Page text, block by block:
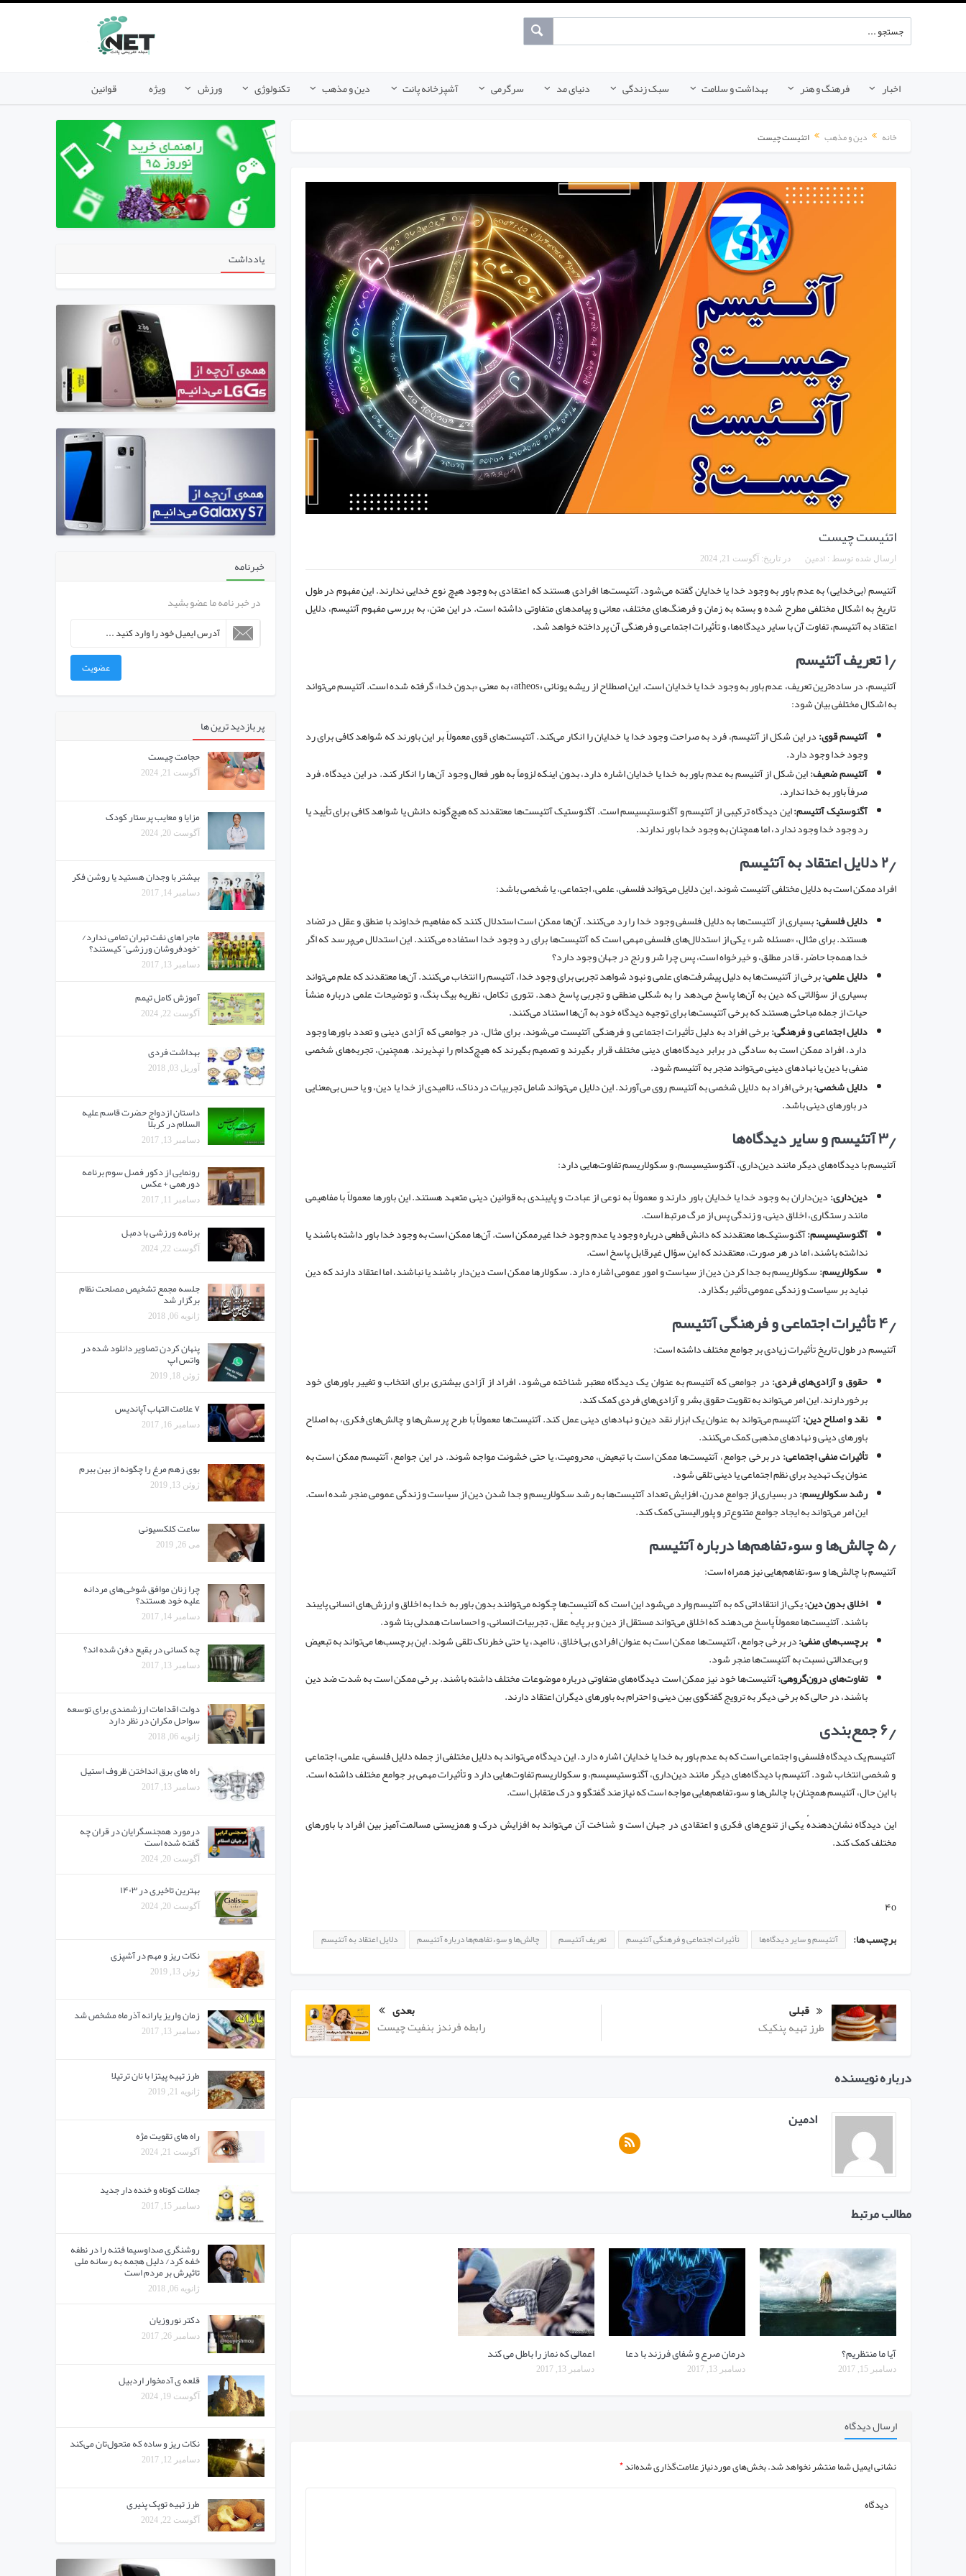
اخبار فرهنگ و هنر بهداشت و سلامت سبک زندگی دنیای مد سرگرمی آشپزخانه پانت دین و مذهب تکنولوژی ورزش ویژه قوانین
خانه دین و مذهب اتئیست چیست
اتئیست چیست
ارسال شده توسط : ادمین در تاریخ: آگوست 21, 2024
آتئیسم (بی‌خدایی) به عدم باور به وجود خدا یا خدایان گفته می‌شود. آتئیست‌ها افرادی هستند که اعتقادی به وجود هیچ نوع خدایی ندارند. این مفهوم در طول
تاریخ به اشکال مختلفی مطرح شده و بسته به زمان و فرهنگ‌های مختلف، معانی و پیامدهای متفاوتی داشته است. در این متن، به بررسی مفهوم آتئیسم، دلایل
اعتقاد به آتئیسم، تفاوت آن با سایر دیدگاه‌ها، و تأثیرات اجتماعی و فرهنگی آن پرداخته خواهد شد.
۱٫تعریف آتئیسم
آتئیسم، در ساده‌ترین تعریف، عدم باور به وجود خدا یا خدایان است. این اصطلاح از ریشه یونانی «atheos» به معنی «بدون خدا» گرفته شده است. آتئیسم می‌تواند
به اشکال مختلفی بیان شود:
آتئیسم قوی:در این شکل از آتئیسم، فرد به صراحت وجود خدا یا خدایان را انکار می‌کند. آتئیست‌های قوی معمولاً بر این باورند که شواهد کافی برای رد
وجود خدا وجود دارد.
آتئیسم ضعیف:این شکل از آتئیسم به عدم باور به خدا یا خدایان اشاره دارد، بدون اینکه لزوماً به طور فعال وجود آن‌ها را انکار کند. در این دیدگاه، فرد
صرفاً باور به خدا ندارد.
آگنوستیک آتئیسم:این دیدگاه ترکیبی از آتئیسم و آگنوستیسیسم است. آگنوستیک آتئیست‌ها معتقدند که هیچ‌گونه دانش یا شواهد کافی برای تأیید یا
رد وجود خدا وجود ندارد، اما همچنان به وجود خدا باور ندارند.
۲٫دلایل اعتقاد به آتئیسم
افراد ممکن است به دلایل مختلفی آتئیست شوند. این دلایل می‌تواند فلسفی، علمی، اجتماعی، یا شخصی باشد:
دلایل فلسفی:بسیاری از آتئیست‌ها به دلایل فلسفی وجود خدا را رد می‌کنند. آن‌ها ممکن است استدلال کنند که مفاهیم خداوند با منطق و عقل در تضاد
هستند. برای مثال، «مسئله شر» یکی از استدلال‌های فلسفی مهمی است که آتئیست‌ها برای رد وجود خدا استفاده می‌کنند. این استدلال می‌پرسد که اگر
خدا همه‌جا حاضر، قادر مطلق، و خیرخواه است، پس چرا شر و رنج در جهان وجود دارد؟
دلایل علمی:برخی از آتئیست‌ها به دلیل پیشرفت‌های علمی و نبود شواهد تجربی برای وجود خدا، آتئیسم را انتخاب می‌کنند. آن‌ها معتقدند که علم می‌تواند
بسیاری از سؤالاتی که دین به آن‌ها پاسخ می‌دهد را به شکلی منطقی و تجربی پاسخ دهد. تئوری تکامل، نظریه بیگ بنگ، و توضیحات علمی درباره منشأ
حیات از جمله مباحثی هستند که برخی آتئیست‌ها برای توجیه دیدگاه خود به آن‌ها استناد می‌کنند.
دلایل اجتماعی و فرهنگی:برخی افراد به دلیل تأثیرات اجتماعی و فرهنگی آتئیست می‌شوند. برای مثال، در جوامعی که آزادی دینی و تعدد باورها وجود
دارد، افراد ممکن است به سادگی در برابر دیدگاه‌های دینی مختلف قرار بگیرند و تصمیم بگیرند که هیچ‌کدام را نپذیرند. همچنین، تجربه‌های شخصی
منفی با دین یا نهادهای دینی می‌تواند منجر به آتئیسم شود.
دلایل شخصی:برخی افراد به دلایل شخصی به آتئیسم روی می‌آورند. این دلایل می‌تواند شامل تجربیات دردناک، ناامیدی از خدا یا دین، و یا حس بی‌معنایی
در باورهای دینی باشد.
۳٫آتئیسم و سایر دیدگاه‌ها
آتئیسم با دیدگاه‌های دیگر مانند دین‌داری، آگنوستیسیسم، و سکولاریسم تفاوت‌هایی دارد:
دین‌داری:دین‌داران به وجود خدا یا خدایان باور دارند و معمولاً به نوعی از عبادت و پایبندی به قوانین دینی متعهد هستند. این باورها معمولاً با مفاهیمی
مانند رستگاری، اخلاق دینی، و زندگی پس از مرگ مرتبط است.
آگنوستیسیسم:آگنوستیک‌ها معتقدند که دانش قطعی درباره وجود یا عدم وجود خدا غیرممکن است. آن‌ها ممکن است به وجود خدا باور داشته باشند یا
نداشته باشند، اما در هر صورت، معتقدند که این سؤال غیرقابل پاسخ است.
سکولاریسم:سکولاریسم به جدا کردن دین از سیاست و امور عمومی اشاره دارد. سکولارها ممکن است دین‌دار باشند یا نباشند، اما اعتقاد دارند که دین
نباید بر سیاست و زندگی عمومی تأثیر بگذارد.
۴٫تأثیرات اجتماعی و فرهنگی آتئیسم
آتئیسم در طول تاریخ تأثیرات زیادی بر جوامع مختلف داشته است:
حقوق و آزادی‌های فردی:در جوامعی که آتئیسم به عنوان یک دیدگاه معتبر شناخته می‌شود، افراد از آزادی بیشتری برای انتخاب و تغییر باورهای خود
برخوردارند. این امر می‌تواند به تقویت حقوق بشر و آزادی‌های فردی کمک کند.
نقد و اصلاح دین:آتئیسم می‌تواند به عنوان یک ابزار نقد دین و نهادهای دینی عمل کند. آتئیست‌ها معمولاً با طرح پرسش‌ها و چالش‌های فکری، به اصلاح
باورهای دینی و نهادهای مذهبی کمک می‌کنند.
تأثیرات منفی اجتماعی:در برخی جوامع، آتئیست‌ها ممکن است با تبعیض، محرومیت، یا حتی خشونت مواجه شوند. در این جوامع، آتئیسم ممکن است به
عنوان یک تهدید برای نظم اجتماعی یا دینی تلقی شود.
رشد سکولاریسم:در بسیاری از جوامع مدرن، افزایش تعداد آتئیست‌ها به رشد سکولاریسم و جدا شدن دین از سیاست و زندگی عمومی منجر شده است.
این امر می‌تواند به ایجاد جوامع متنوع‌تر و پلورالیستی کمک کند.
۵٫چالش‌ها و سوءتفاهم‌ها درباره آتئیسم
آتئیسم با چالش‌ها و سوءتفاهم‌هایی نیز همراه است:
اخلاق بدون دین:یکی از انتقاداتی که به آتئیسم وارد می‌شود این است که آتئیست‌ها چگونه می‌توانند بدون باور به خدا به اخلاق و ارزش‌های انسانی پایبند
باشند. آتئیست‌ها معمولاً پاسخ می‌دهند که اخلاق می‌تواند مستقل از دین و بر پایهٔ عقل، تجربیات انسانی، و احساسات همدلی بنا شود.
برچسب‌های منفی:در برخی جوامع، آتئیست‌ها ممکن است به عنوان افرادی بی‌اخلاق، ناامید، یا حتی خطرناک تلقی شوند. این برچسب‌ها می‌تواند به تبعیض
و بی‌عدالتی نسبت به آتئیست‌ها منجر شود.
تفاوت‌های درون‌گروهی:آتئیست‌ها خود نیز ممکن است دیدگاه‌های متفاوتی درباره موضوعات مختلف داشته باشند. برخی ممکن است به شدت ضد دین
باشند، در حالی که برخی دیگر به ترویج گفتگوی بین دینی و احترام به باورهای دیگران اعتقاد دارند.
۶٫جمع‌بندی
آتئیسم یک دیدگاه فلسفی و اجتماعی است که به عدم باور به خدا یا خدایان اشاره دارد. این دیدگاه می‌تواند به دلایل مختلفی از جمله دلایل فلسفی، علمی، اجتماعی
و شخصی انتخاب شود. آتئیسم با دیدگاه‌های دیگر مانند دین‌داری، آگنوستیسیسم، و سکولاریسم تفاوت‌هایی دارد و تأثیرات مهمی بر جوامع مختلف داشته است.
با این حال، آتئیسم همچنان با چالش‌ها و سوءتفاهم‌هایی مواجه است که نیازمند گفتگو و درک متقابل است.
این دیدگاه نشان‌دهندهٔ یکی از تنوع‌های فکری و اعتقادی در جهان است و شناخت آن می‌تواند به افزایش درک و همزیستی مسالمت‌آمیز بین افراد با باورهای
مختلف کمک کند.
۴o
برچسب ها:
آتئیسم و سایر دیدگاه‌ها تأثیرات اجتماعی و فرهنگی آتئیسم تعریف آتئیسم چالش‌ها و سوءتفاهم‌ها درباره آتئیسم دلایل اعتقاد به آتئیسم
قبلی
طرز تهیه پنکیک
بعدی
رابطه فرندز بنفیت چیست
درباره نویسنده
ادمین
مطالب مرتبط
آیا ما منتظریم؟
دسامبر 15, 2017
درمان صرع و شفای فرزند با دعا
دسامبر 13, 2017
اعمالی که نماز را باطل می کند
دسامبر 13, 2017
ارسال دیدگاه
نشانی ایمیل شما منتشر نخواهد شد.بخش‌های موردنیاز علامت‌گذاری شده‌اند*
یادداشت
خبرنامه
در خبر نامه ما عضو بشید
عضویت
پر بازدید ترین ها
حجامت چیست
آگوست 21, 2024
مزایا و معایب پرستار کودک
آگوست 20, 2024
بیشتر با وجدان هستید یا روشن فکر
دسامبر 14, 2017
ماجراهای نفت تهران تمامی ندارد/
“خودفروشان ورزشی” کیستند؟
دسامبر 13, 2017
آموزش کامل تیمم
آگوست 22, 2024
بهداشت فردی
آوریل 03, 2018
داستان ازدواج حضرت قاسم علیه
السلام در کربلا
دسامبر 13, 2017
رونمایی از دکور فصل سوم برنامه
دورهمی + عکس
دسامبر 11, 2017
برنامه ورزشی با دمبل
آگوست 22, 2024
جلسه مجمع تشخیص مصلحت نظام
برگزار شد
ژانویه 06, 2018
پنهان کردن تصاویر دانلود شده در
واتس اپ
ژوئن 18, 2019
۷ علامت التهاب آپاندیس
دسامبر 16, 2017
بوی زهم مرغ را چگونه از بین ببرم
ژوئن 13, 2019
ساعت کلکسیونی
می 26, 2019
چرا زنان موافق شوخی‌های مردانه
علیه خود هستند؟
دسامبر 14, 2017
چه کسانی در بقیع دفن شده اند؟
دسامبر 13, 2017
دولت اقدامات ارزشمندی برای توسعه
سواحل مکران در نظر دارد
ژانویه 06, 2018
راه های برق انداختن ظروف استیل
دسامبر 13, 2017
درمورد همجنسگرایان در قران چه
گفته شده است
آگوست 20, 2024
بهترین تاخیری در ۱۴۰۳
آگوست 20, 2024
نکات ریز و مهم در آشپزی
ژوئن 13, 2019
زمان واریز یارانه آذرماه مشخص شد
دسامبر 13, 2017
طرز تهیه پیتزا با نان ترتیلا
ژانویه 21, 2019
راه های تقویت مژه‌
آگوست 21, 2024
جملات کوتاه و خنده دار جدید
دسامبر 15, 2017
روشنگری صداوسیما فتنه را در نطفه
خفه کرد/ دلیل هجمه به رسانه ملی
تاثیرش بر مردم است
ژانویه 06, 2018
دکتر نوروزیان
دسامبر 26, 2017
قلعه ی آدمخوار اردبیل
آگوست 19, 2024
نکات ریز و ساده که متحول‌تان می‌کند
دسامبر 12, 2017
طرز تهیه توپک پنیری
آگوست 22, 2024